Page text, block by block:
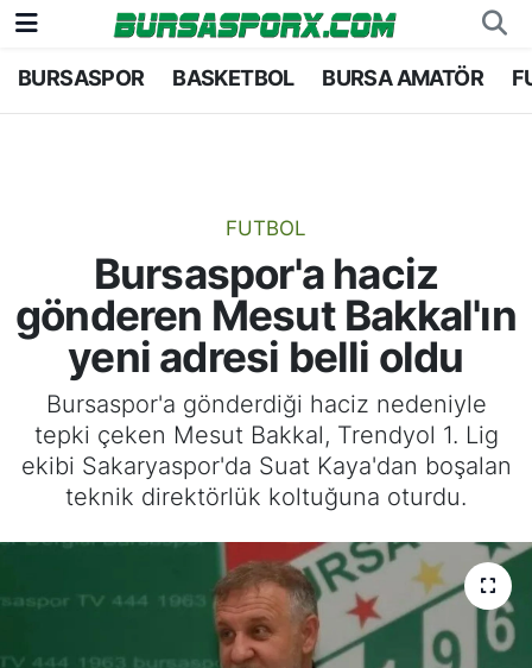
BURSASPOR BASKETBOL BURSA AMATÖR
FUTBOL
Bursaspor'a haciz
gönderen Mesut Bakkal'ın
yeni adresi belli oldu
Bursaspor'a gönderdiği haciz nedeniyle
tepki çeken Mesut Bakkal, Trendyol 1. Lig
ekibi Sakaryaspor'da Suat Kaya'dan boşalan
teknik direktörlük koltuğuna oturdu.
Bursaspor
Bursa Amatör
Hentbol
Voleybol
Genel
Bursa Nöbetçi Eczaneler
Bursa Trafik Yoğunluk Haritası
TFF 1.Lig Puan Durumu ve Fikstür
Tüm Manşetler
Son Dakika Haberleri